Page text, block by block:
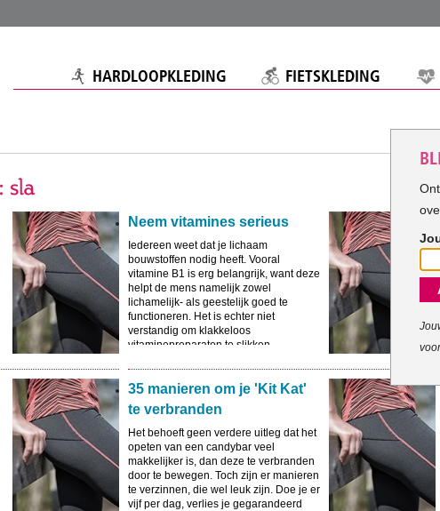
Neem vitamines serieus
Iedereen weet dat je lichaam
bouwstoffen nodig heeft. Vooral
vitamine B1 is erg belangrijk, want deze
helpt de mens namelijk zowel
lichamelijk- als geestelijk goed te
functioneren. Het is echter niet
verstandig om klakkeloos
vitaminepreparaten te slikken.
35 manieren om je 'Kit Kat'
te verbranden
Het behoeft geen verdere uitleg dat het
opeten van een candybar veel
makkelijker is, dan deze te verbranden
door te bewegen. Toch zijn er manieren
te verzinnen, die wel leuk zijn. Doe je er
vijf per dag, verlies je gegarandeerd
HARDLOOPKLEDING FIETSKLEDING